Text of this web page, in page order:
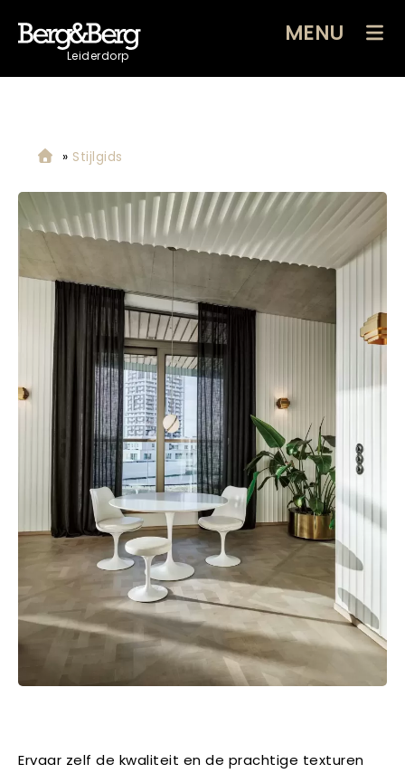
Leiderdorp
MENU
» Stijlgids
Ervaar zelf de kwaliteit en de prachtige texturen